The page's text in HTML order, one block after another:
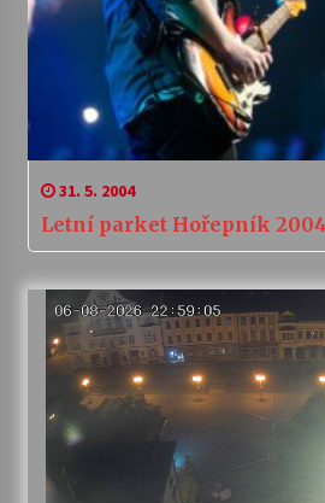
31. 5. 2004
Letní parket Hořepník 2004